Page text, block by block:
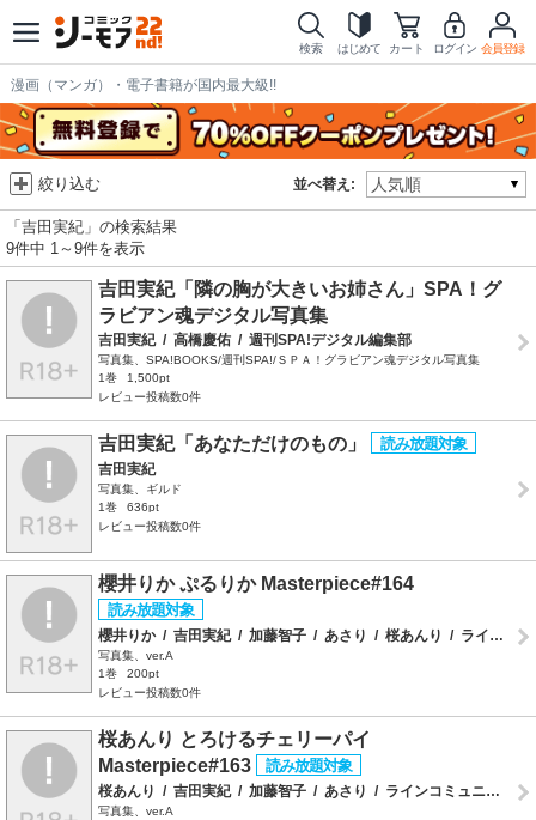
検索 はじめて カート ログイン 会員登録
漫画（マンガ）・電子書籍が国内最大級!!
並べ替え:
絞り込む
「吉田実紀」の検索結果
9件中 1～9件を表示
吉田実紀「隣の胸が大きいお姉さん」SPA！グ
ラビアン魂デジタル写真集
吉田実紀 / 高橋慶佑 / 週刊SPA!デジタル編集部
写真集、SPA!BOOKS/週刊SPA!/ＳＰＡ！グラビアン魂デジタル写真集
1巻
1,500pt
レビュー投稿数0件
吉田実紀「あなただけのもの」
吉田実紀
写真集、ギルド
1巻
636pt
レビュー投稿数0件
櫻井りか ぷるりか Masterpiece#164
櫻井りか / 吉田実紀 / 加藤智子 / あさり / 桜あんり / ラインコミュニケーションズ
写真集、ver.A
1巻
200pt
レビュー投稿数0件
桜あんり とろけるチェリーパイ
Masterpiece#163
桜あんり / 吉田実紀 / 加藤智子 / あさり / ラインコミュニケーションズ
写真集、ver.A